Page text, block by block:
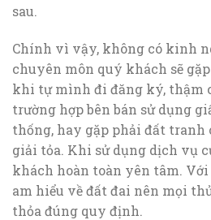
sau.
Chính vì vậy, không có kinh
chuyên môn quý khách sẽ
khi tự mình đi đăng ký, thậm
trường hợp bên bán sử dụng
thống, hay gặp phải đất tranh
giải tỏa. Khi sử dụng dịch vụ
khách hoàn toàn yên tâm.
am hiểu về đất đai nên mọi
thỏa đúng quy định.